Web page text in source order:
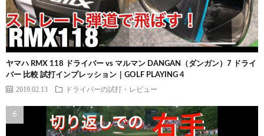
ヤマハ RMX 118 ドライバー vs マルマン DANGAN（ダンガン）7 ドライ
バー 比較 試打インプレッション｜GOLF PLAYING 4
2019.02.13 ドライバーの試打・レビュー